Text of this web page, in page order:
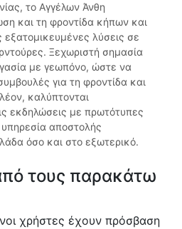
το Αγγέλων Άνθη
και τη φροντίδα κήπων και
λύσεις σε
Ξεχωριστή σημασία
με γεωπόνο, ώστε να
για τη φροντίδα και
καλύπτονται
εκδηλώσεις με πρωτότυπες
αποστολής
όσο και στο εξωτερικό.
τους παρακάτω
χρήστες έχουν πρόσβαση